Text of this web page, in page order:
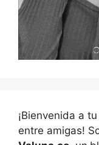
¡Bienvenida a
entre amigas!